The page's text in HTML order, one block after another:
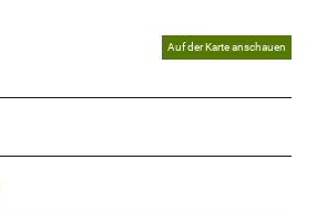
Auf der Karte anschauen